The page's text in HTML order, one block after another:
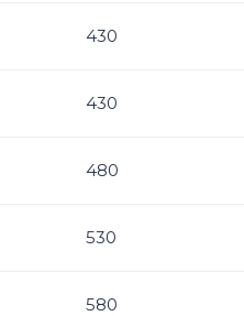
430
430
480
530
580